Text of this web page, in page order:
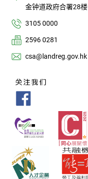
金钟道政府合署28楼
3105 0000
2596 0281
csa@landreg.gov.hk